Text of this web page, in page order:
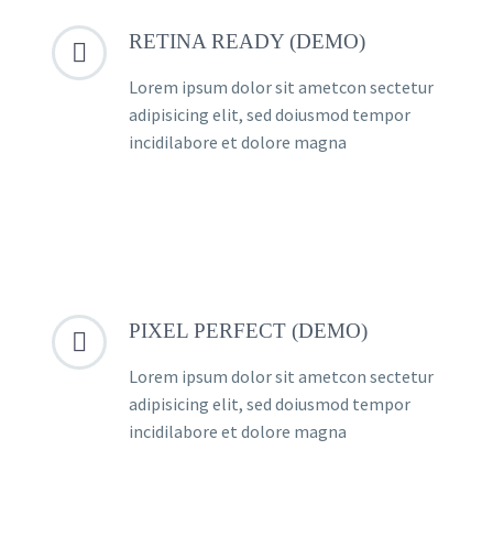

 RETINA READY (DEMO)
Lorem ipsum dolor sit ametcon sectetur
adipisicing elit, sed doiusmod tempor
incidilabore et dolore magna

 PIXEL PERFECT (DEMO)
Lorem ipsum dolor sit ametcon sectetur
adipisicing elit, sed doiusmod tempor
incidilabore et dolore magna